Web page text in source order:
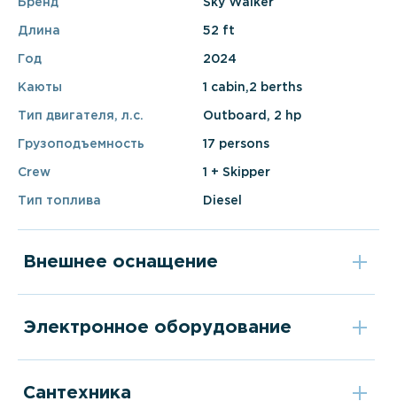
Бренд Sky Walker
Длина 52 ft
Год 2024
Каюты 1 cabin,2 berths
Тип двигателя, л.с. Outboard, 2 hp
Грузоподъемность 17 persons
Crew 1 + Skipper
Тип топлива Diesel
Внешнее оснащение
Электронное оборудование
Сантехника